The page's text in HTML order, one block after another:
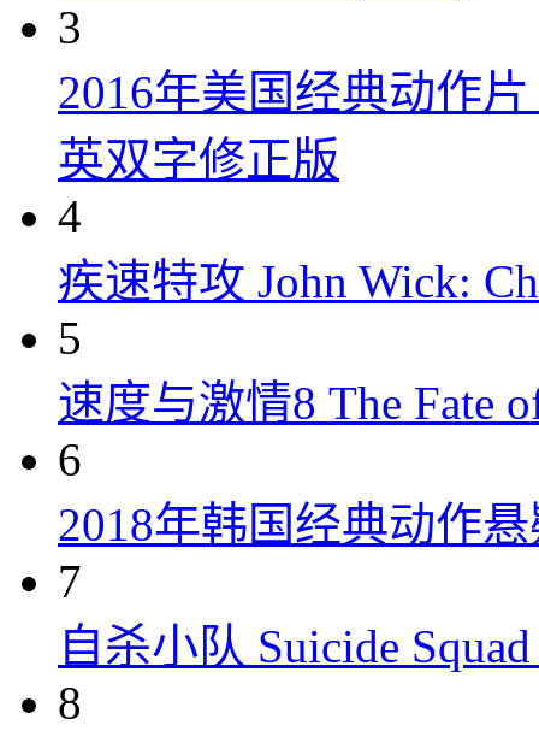
3
2016年美国经典动作
英双字修正版
4
疾速特攻 John Wick:
5
速度与激情8 The Fate
6
2018年韩国经典动作
7
自杀小队 Suicide
8